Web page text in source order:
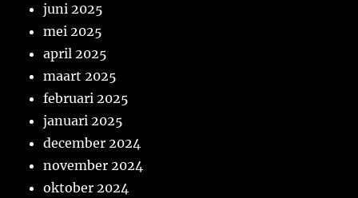
juni 2025
mei 2025
april 2025
maart 2025
februari 2025
januari 2025
december 2024
november 2024
oktober 2024